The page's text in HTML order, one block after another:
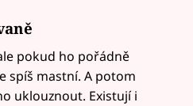
pokud ho pořádně
spíš mastní. A potom
uklouznout. Existují i